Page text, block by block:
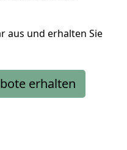
aus und erhalten Sie
erhalten